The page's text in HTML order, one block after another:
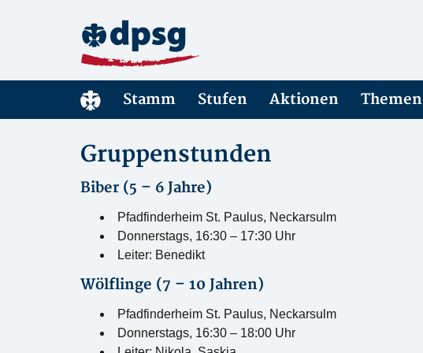
Stamm Stufen Aktionen Themen
Gruppenstunden
Biber (5 – 6 Jahre)
Pfadfinderheim St. Paulus, Neckarsulm
Donnerstags, 16:30 – 17:30 Uhr
Leiter: Benedikt
Wölflinge (7 – 10 Jahren)
Pfadfinderheim St. Paulus, Neckarsulm
Donnerstags, 16:30 – 18:00 Uhr